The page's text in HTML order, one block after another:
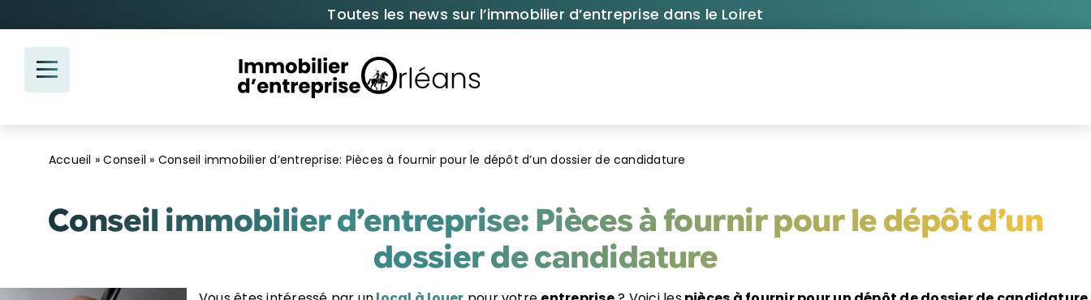
au
contenu
Toutes les news sur l’immobilier d’entreprise dans le Loiret
Accueil »Conseil » Conseil immobilier d’entreprise: Pièces à fournir pour le dépôt d’un dossier de candidature
Conseil immobilier d’entreprise: Pièces à fournir pour le dépôt d’un
dossier de candidature